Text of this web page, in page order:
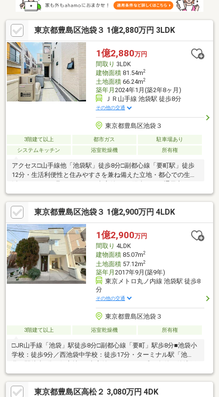
東京都豊島区池袋３ 1億2,880万円 3LDK
1億2,880万円
間取り 3LDK
建物面積81.54m2
土地面積66.24m2
築年月 2024年1月(築2年8ヶ月)
ＪＲ山手線 池袋駅 徒歩8分
その他の交通
東京都豊島区池袋３
3階建て以上 都市ガス
駐車場あり
システムキッチン
浴室乾燥機 所有権
アクセス□山手線他「池袋駅」徒歩8分□副都心線「要町駅」徒歩
12分・生活利便性と住みやすさを兼ね備えた立地・都心での生
好！・築浅物件の為、即入居可能♪・充実の仕様と設備！・民泊業
の許可済み！皆様が住まいに求める「もっと」を未来へつなぐ道
しるべであります様、”不動産のエキスパート”としてお客様の住
まいさがしをサポートします。□現地のご見学、資料請求受付中
です！物件のことはもちろん、地域の事やご購入までの流れな
ど、お気軽にお問い合わせくださいませ♪
東京都豊島区池袋３ 1億2,900万円 4LDK
1億2,900万円
間取り 4LDK
建物面積85.07m2
土地面積57.12m2
築年月 2017年9月(築9年)
東京メトロ丸ノ内線 池袋駅 徒歩8
分
その他の交通
東京都豊島区池袋３
3階建て以上 浴室乾燥機 所有権
□JR山手線「池袋」駅徒歩8分□副都心線「要町」駅歩8分■池袋小
学校：徒歩9分／西池袋中学校：徒歩17分・ターミナル駅「池
建♪・角地で解放感があり、陽当り良好♪・民泊利用中♪□現地のご
案内、随時受付中！
東京都豊島区高松２ 3,080万円 4DK